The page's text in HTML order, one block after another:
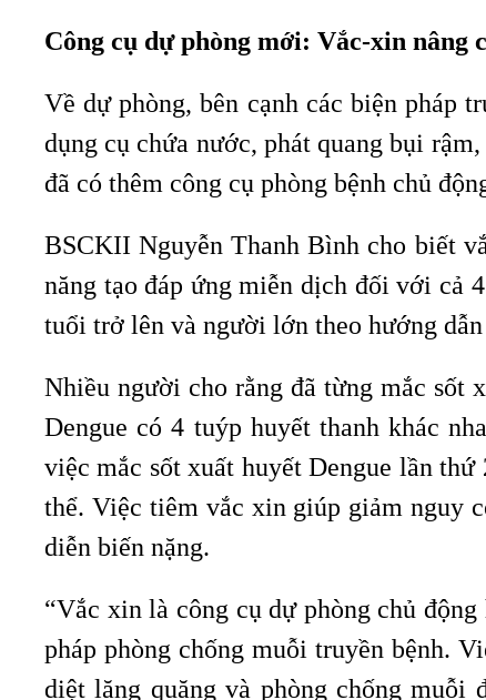
Công cụ dự phòng mới: Vắc-xin nâng
Về dự phòng, bên cạnh các biện pháp
dụng cụ chứa nước, phát quang bụi
đã có thêm công cụ phòng bệnh chủ
BSCKII Nguyễn Thanh Bình cho biết
năng tạo đáp ứng miễn dịch đối với cả
tuổi trở lên và người lớn theo hướng
Nhiều người cho rằng đã từng mắc sốt
Dengue có 4 tuýp huyết thanh khác
việc mắc sốt xuất huyết Dengue lần
thể. Việc tiêm vắc xin giúp giảm nguy
diễn biến nặng.
“Vắc xin là công cụ dự phòng chủ
pháp phòng chống muỗi truyền bệnh.
diệt lăng quăng và phòng chống